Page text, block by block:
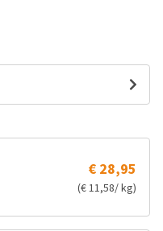
€ 28,95
(€ 11,58/ kg)